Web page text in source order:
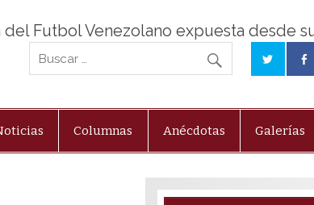
del Futbol Venezolano expuesta desde
Columnas Anécdotas Galerías